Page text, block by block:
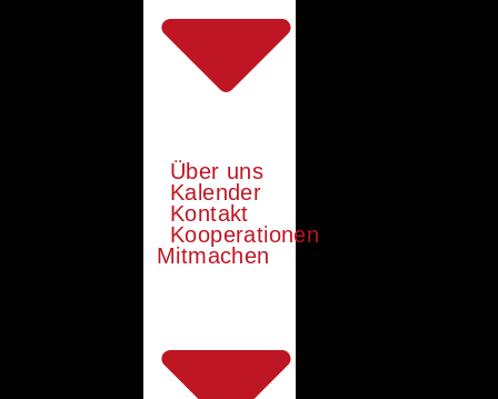
Über uns
Kalender
Kontakt
Kooperationen
Mitmachen